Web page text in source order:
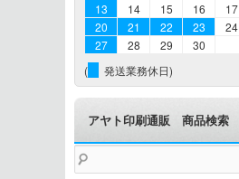
13
14 15 16 17
20
21 22 23 24
27
28 29
30
(
発送業務休日)
アヤト印刷通販 商品検索
検
索: